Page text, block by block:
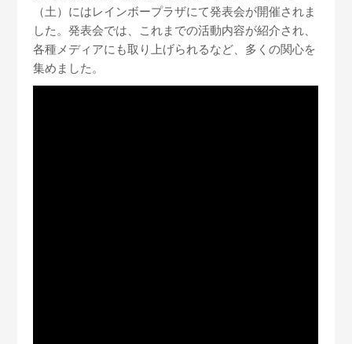
（土）にはレインボープラザにて発表会が開催されま
した。発表会では、これまでの活動内容が紹介され、
各種メディアにも取り上げられるなど、多くの関心を
集めました。